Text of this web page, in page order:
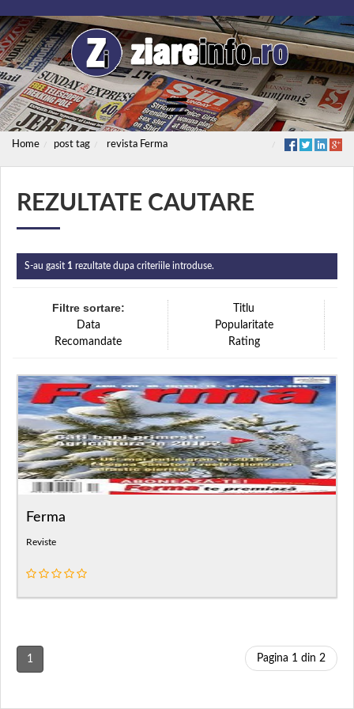
Home post tag revista Ferma
REZULTATE CAUTARE
S-au gasit 1 rezultate dupa criteriile introduse.
Filtre sortare:
Titlu
Data
Popularitate
Recomandate
Rating
Ferma
Reviste
1 Pagina 1 din 2